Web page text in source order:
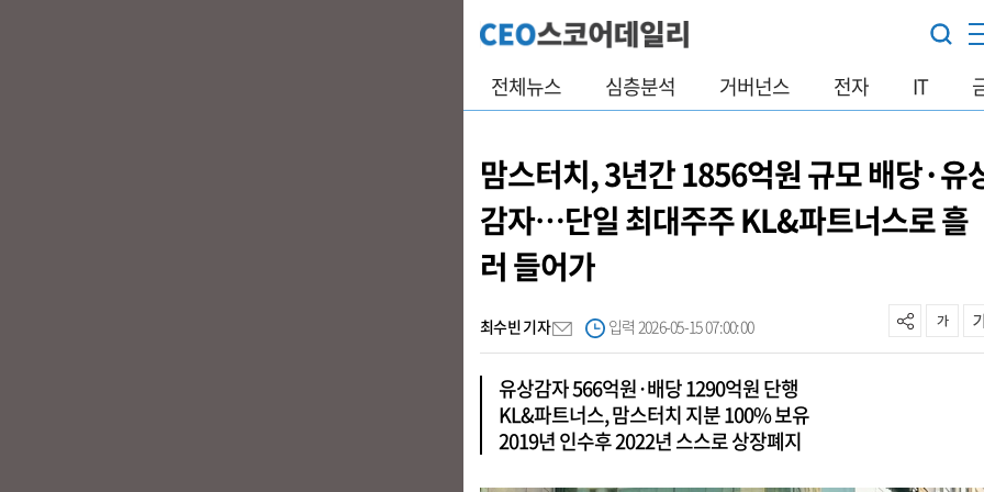
전체뉴스 심층분석 거버넌스 전자 IT
맘스터치, 3년간 1856억원 규모 배당·유
감자…단일 최대주주 KL&파트너스로 흘
러 들어가
최수빈 기자 입력 2026-05-15 07:00:00
유상감자 566억원·배당 1290억원 단행
KL&파트너스, 맘스터치 지분 100% 보유
2019년 인수후 2022년 스스로 상장폐지